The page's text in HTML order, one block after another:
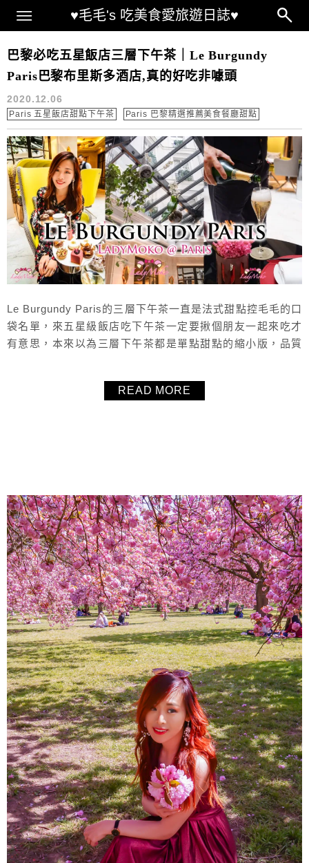
♥毛毛's 吃美食愛旅遊日誌♥
Main Menu
巴黎三層下午茶推薦
巴黎必吃五星飯店三層下午茶｜Le Burgundy
Paris巴黎布里斯多酒店,真的好吃非噱頭
2020.12.06
Paris 五星飯店甜點下午茶 Paris 巴黎精選推薦美食餐廳甜點
Le Burgundy Paris的三層下午茶一直是法式甜點控毛毛的口
袋名單，來五星級飯店吃下午茶一定要揪個朋友一起來吃才
有意思，本來以為三層下午茶都是單點甜點的縮小版，品質
Burgundy Paris試試！可以吃飽喝足又拍美美照片的好地
READ MORE
About